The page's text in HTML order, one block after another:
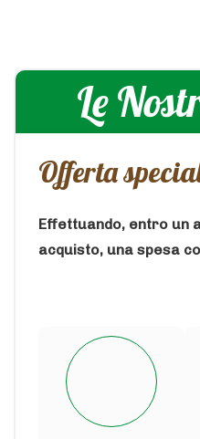
Le
Offerta
Effettuando, entro un
acquisto, una spesa